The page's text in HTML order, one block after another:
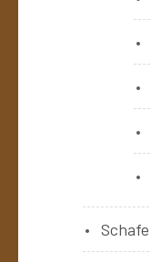
Schafe